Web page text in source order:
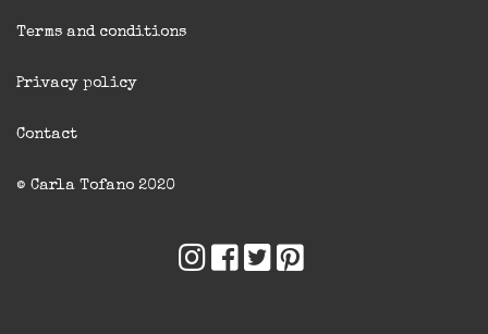
Terms and conditions
Privacy policy
Contact
© Carla Tofano 2020